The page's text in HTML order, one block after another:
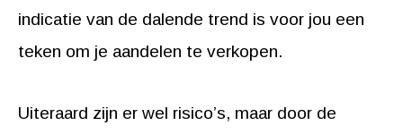
indicatie van de dalende trend is voor jou een
teken om je aandelen te verkopen.
Uiteraard zijn er wel risico’s, maar door de